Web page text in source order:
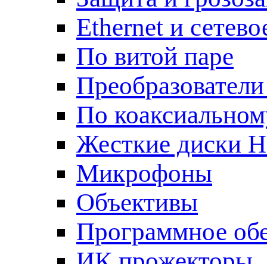
Ethernet и
По витой паре
По
Жесткие диски
Микрофоны
Объективы
Программное